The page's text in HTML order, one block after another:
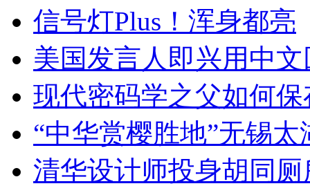
信号灯Plus！浑身都亮
美国发言人即兴用中
现代密码学之父如何
“中华赏樱胜地”无锡
清华设计师投身胡同